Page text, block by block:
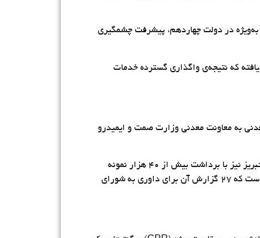
به‌ویژه در دولت چهاردهم، پیشرفت چشمگیری
که نتیجه‌ی واگذاری گسترده خدمات
طرح تحول پهنه‌های کردستان و مهاباد شامل ۹۲۲ محدوده آنومالی معدنی به معاونت معدنی وزارت صمت و ایمیدرو
او تصریح کرد: مراحل پایانی نمونه‌برداری ژئوشیمیایی و کانی‌های سنگین در ۳۵ برگه مربوط به پهنه‌های بردسکن، شرق بیرجند و تبریز نیز با برداشت بیش از ۴۰ هزار نمونه
انجام شده و کار کنترل ناهنجاری‌ها و تدوین گزارشات ژئوشیمیایی پهنه‌های قم و یزد (۴۱ برگه، حدود ۲۵ هزار نمونه) در جریان است که ۲۷ گزارش آن برای داوری به شورای